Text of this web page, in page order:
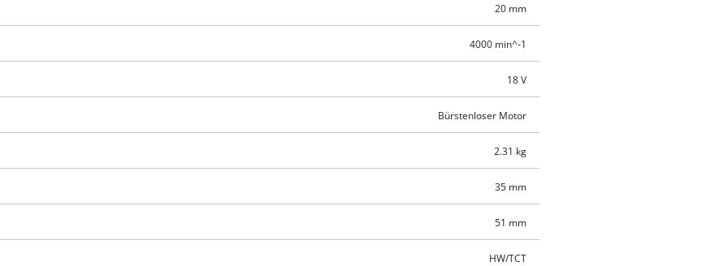
20 mm
4000 min^-1
18 V
Bürstenloser Motor
2.31 kg
35 mm
51 mm
HW/TCT